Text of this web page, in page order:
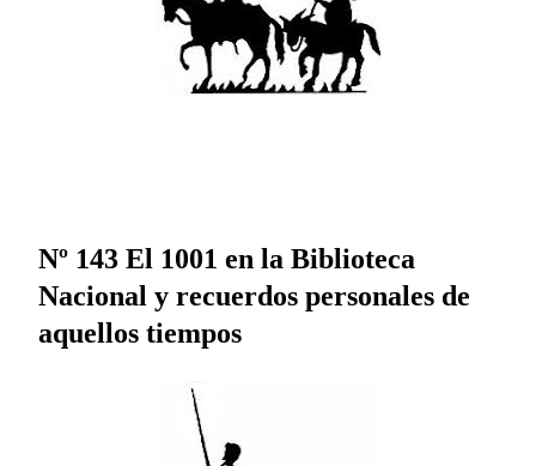
Nº 143 El 1001 en la Biblioteca
Nacional y recuerdos personales de
aquellos tiempos